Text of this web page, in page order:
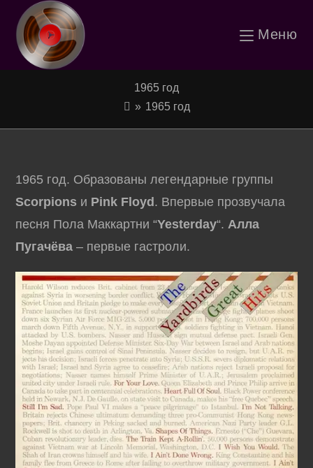
Перейти
содержимому
Меню
1965 год
» 1965 год
1965 год. Образованы легендарные группы
Scorpions и Pink Floyd . Впервые прозвучала
песня Пола Маккартни “Yesterday“.Алла
Пугачёва – первые гастроли.